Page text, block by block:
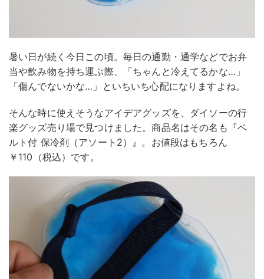
暑い日が続く今日この頃。毎日の通勤・通学などでお弁
当や飲み物を持ち運ぶ際、「ちゃんと冷えてるかな…」
「傷んでないかな…」といちいち心配になりますよね。
そんな時に使えそうなアイデアグッズを、ダイソーの行
楽グッズ売り場で見つけました。商品名はその名も『ベ
ルト付 保冷剤（アソート2）』。お値段はもちろん
￥110（税込）です。